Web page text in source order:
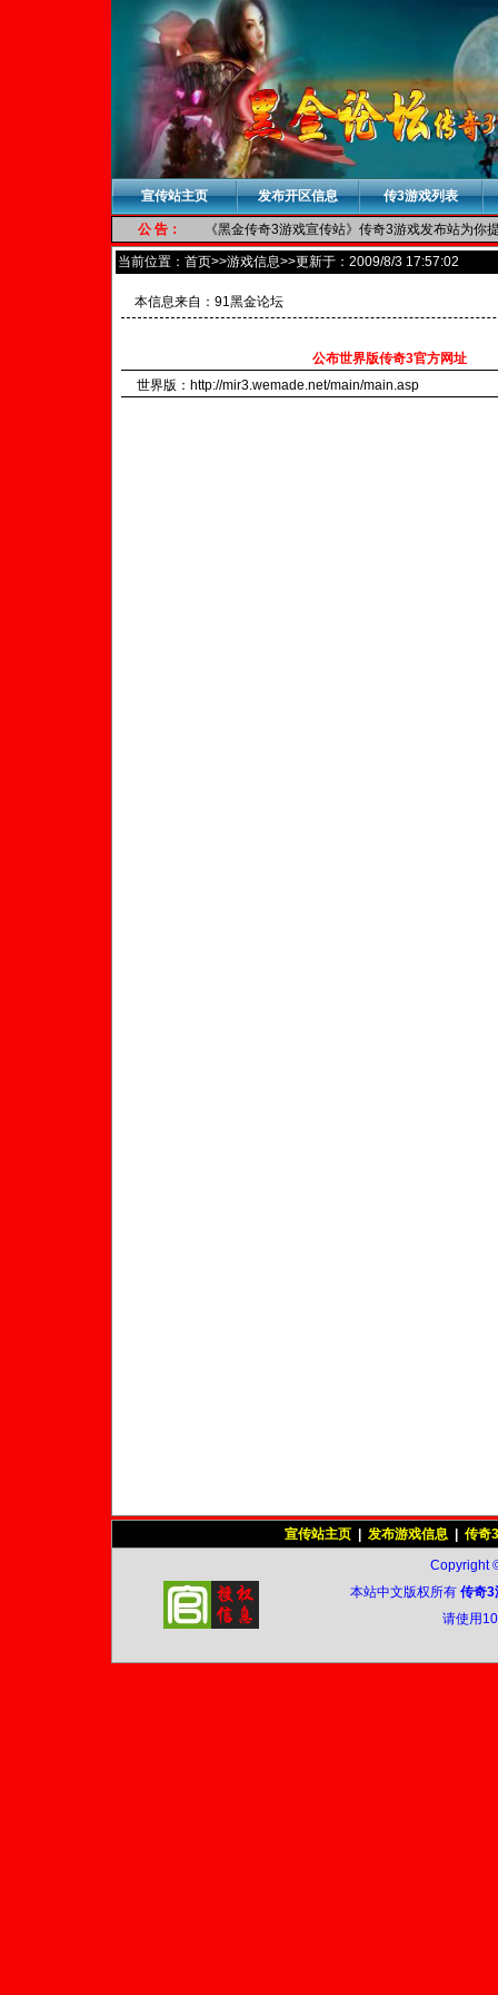
宣传站主页 发布开区信息 传3游戏列表
公 告： 《黑金传奇3游戏宣传站》传奇3游戏发布站为
当前位置： 首页>>游戏信息>>更新于：2009/8/3 17:57:02
本信息来自： 91黑金论坛
公布世界版传奇3官方网址
世界版：http://mir3.wemade.net/main/main.asp
宣传站主页 发布游戏信息
传奇
Copyright
本站中文版权所有 传奇3
请使用